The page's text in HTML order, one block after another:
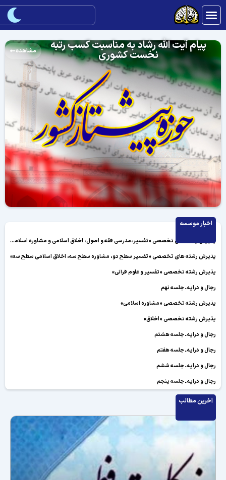
پیام آیت الله رشاد به مناسبت کسب رتبه
نخست کشوری مشاهده
اخبار موسسه
پذیرش رشته های تخصصی «تفسیر،مدرسی فقه و اصول، اخلاق اسلامی و مشاوره اسلامی»
پذیرش رشته های تخصصی «تفسیر سطح دو، مشاوره سطح سه، اخلاق اسلامی سطح سه»
پذیرش رشته تخصصی «تفسیر و علوم قرآنی»
رجال و درایه ـ جلسه نهم
پذیرش رشته تخصصی «مشاوره اسلامی»
پذیرش رشته تخصصی «اخلاق»
رجال و درایه ـ جلسه هشتم
رجال و درایه ـ جلسه هفتم
رجال و درایه ـ جلسه ششم
رجال و درایه ـ جلسه پنجم
رجال و درایه ـ جلسه چهارم
رجال و درایه ـ جلسه دوم
آخرین مطالب